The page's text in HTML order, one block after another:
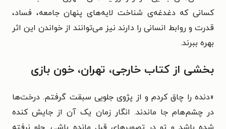
کسانی که دغدغه‌ی شناخت لایه‌های پنهان جامعه، فساد،
قدرت و روابط انسانی را دارند نیز می‌توانند از خواندن این اثر
بهره ببرند.
بخشی از کتاب خارجی، تهران، خون بازی
«دنده را چاق کردم و از پژوی جلویی سبقت گرفتم. درخت‌ها
در چشم‌هام جا ماندند. انگار زمان یک آن از جایش کنده